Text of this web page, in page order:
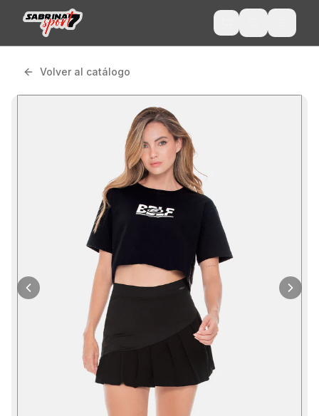
Volver al catálogo